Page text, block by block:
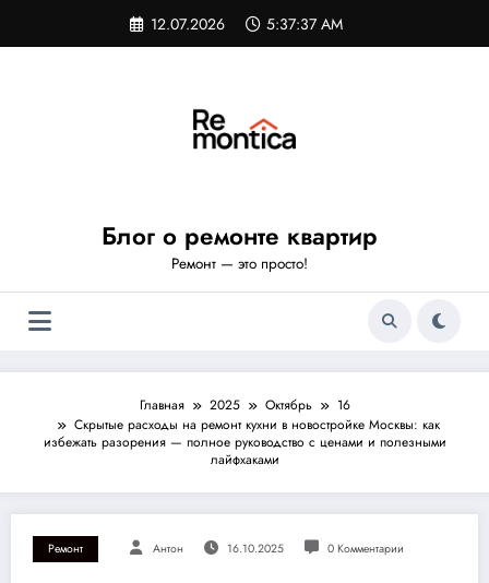
содержимому
12.07.2026 5:37:38 AM
Блог о ремонте квартир
Ремонт — это просто!
Главная 2025 Октябрь
16
Скрытые расходы на ремонт кухни в новостройке Москвы: как
избежать разорения — полное руководство с ценами и полезными
лайфхаками
Ремонт Антон 16.10.2025 0 Комментарии